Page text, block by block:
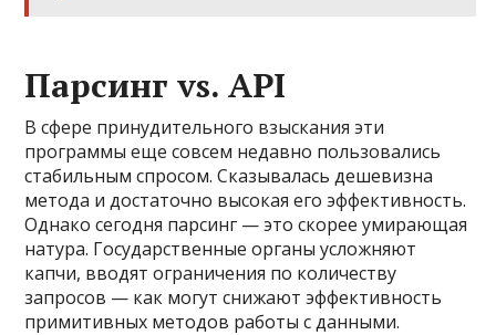
Парсинг vs. API
В сфере принудительного взыскания эти
программы еще совсем недавно пользовались
стабильным спросом. Сказывалась дешевизна
метода и достаточно высокая его эффективность.
Однако сегодня парсинг — это скорее умирающая
натура. Государственные органы усложняют
капчи, вводят ограничения по количеству
запросов — как могут снижают эффективность
примитивных методов работы с данными.